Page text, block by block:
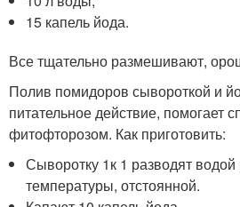
15 капель йода.
Все тщательно размешивают,
Полив помидоров сывороткой и
питательное действие, помогает
фитофторозом. Как приготовить:
Сыворотку 1к 1 разводят водой
температуры, отстоянной.